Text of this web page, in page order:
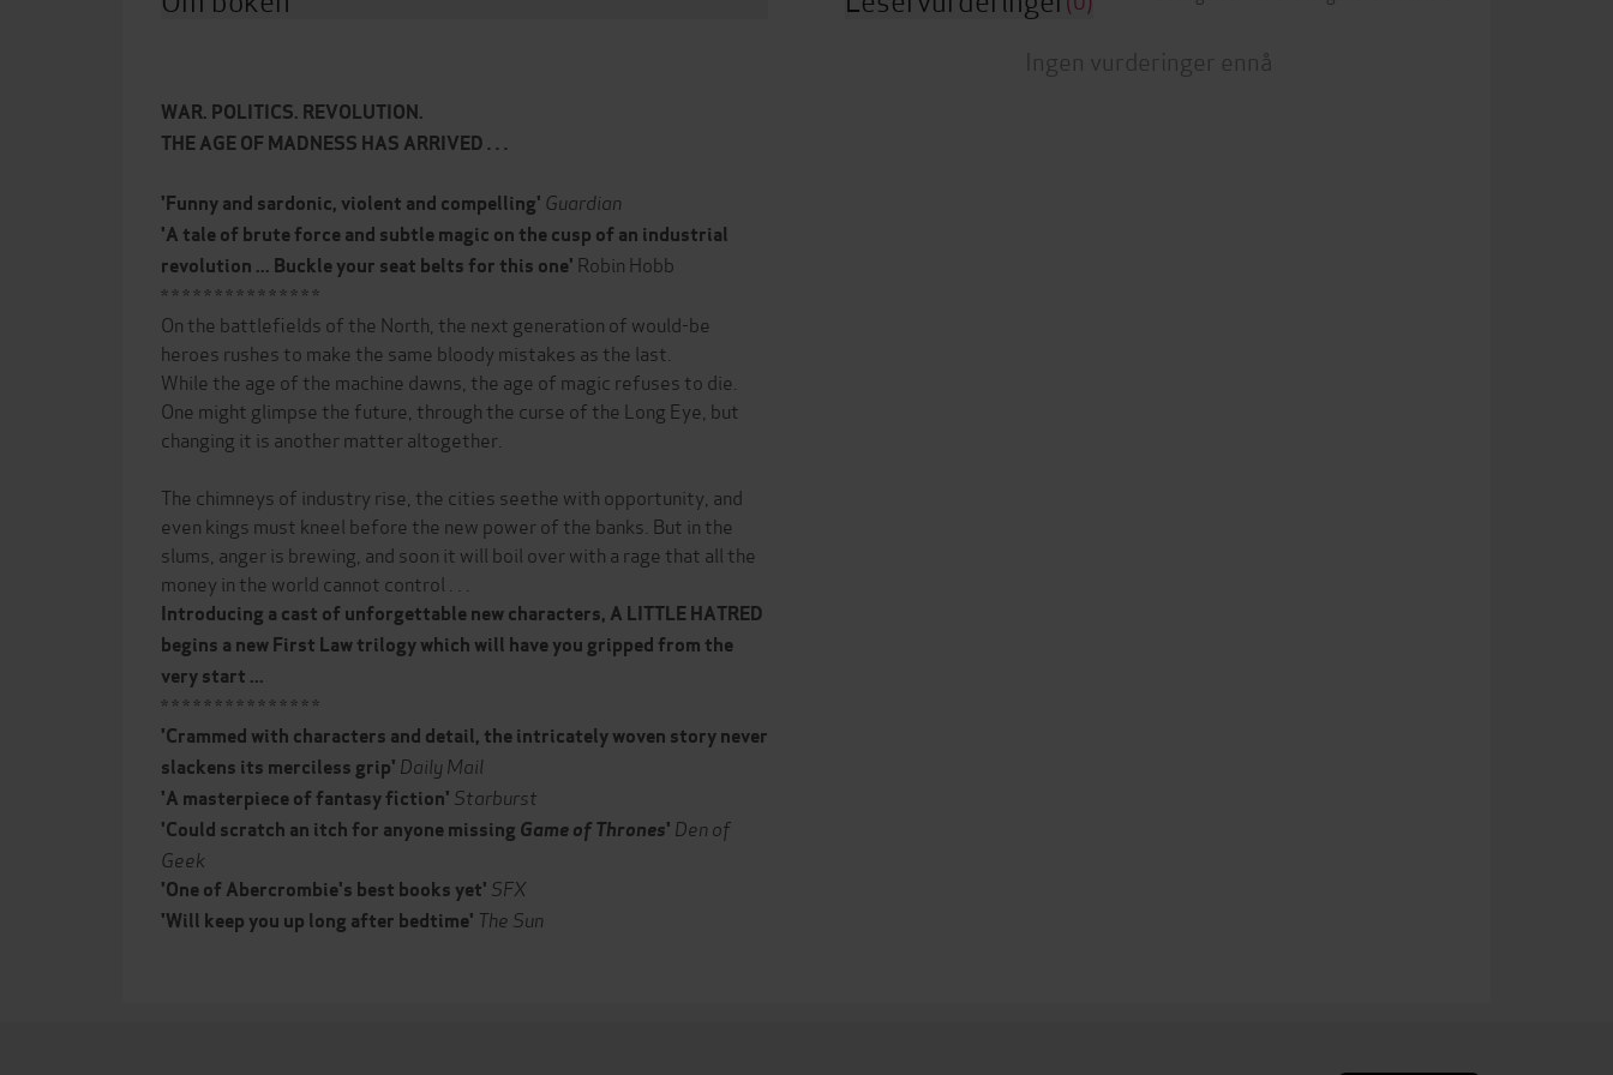
WAR. POLITICS. REVOLUTION.
THE AGE OF MADNESS HAS ARRIVED. . .
'Funny and sardonic, violent and compelling' Guardian
'A tale of brute force and subtle magic on the cusp of an industrial
revolution ... Buckle your seat belts for this one' Robin Hobb
* * * * * * * * * * * * * * *
On the battlefields of the North, the next generation of would-be
heroes rushes to make the same bloody mistakes as the last.
While the age of the machine dawns, the age of magic refuses to die.
One might glimpse the future, through the curse of the Long Eye, but
changing it is another matter altogether.
The chimneys of industry rise, the cities seethe with opportunity, and
even kings must kneel before the new power of the banks. But in the
slums, anger is brewing, and soon it will boil over with a rage that all the
money in the world cannot control . . .
Introducing a cast of unforgettable new characters, A LITTLE HATRED
begins a new First Law trilogy which will have you gripped from the
very start ...
* * * * * * * * * * * * * * *
'Crammed with characters and detail, the intricately woven story never
slackens its merciless grip' Daily Mail
'A masterpiece of fantasy fiction' Starburst
'Could scratch an itch for anyone missing Game of Thrones' Den of
Geek
'One of Abercrombie's best books yet' SFX
'Will keep you up long after bedtime' The Sun
Ingen vurderinger ennå